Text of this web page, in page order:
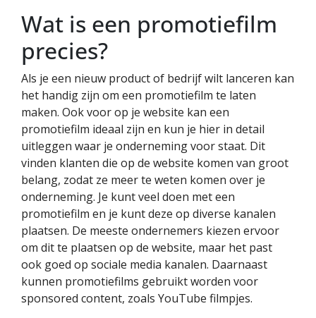
Wat is een promotiefilm
precies?
Als je een nieuw product of bedrijf wilt lanceren kan
het handig zijn om een promotiefilm te laten
maken. Ook voor op je website kan een
promotiefilm ideaal zijn en kun je hier in detail
uitleggen waar je onderneming voor staat. Dit
vinden klanten die op de website komen van groot
belang, zodat ze meer te weten komen over je
onderneming. Je kunt veel doen met een
promotiefilm en je kunt deze op diverse kanalen
plaatsen. De meeste ondernemers kiezen ervoor
om dit te plaatsen op de website, maar het past
ook goed op sociale media kanalen. Daarnaast
kunnen promotiefilms gebruikt worden voor
sponsored content, zoals YouTube filmpjes.